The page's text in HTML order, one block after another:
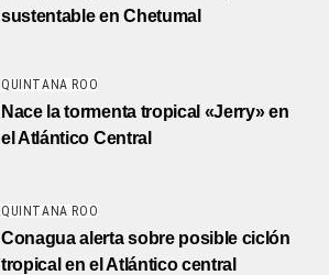
sustentable en Chetumal
QUINTANA ROO
Nace la tormenta tropical «Jerry» en
el Atlántico Central
QUINTANA ROO
Conagua alerta sobre posible ciclón
tropical en el Atlántico central